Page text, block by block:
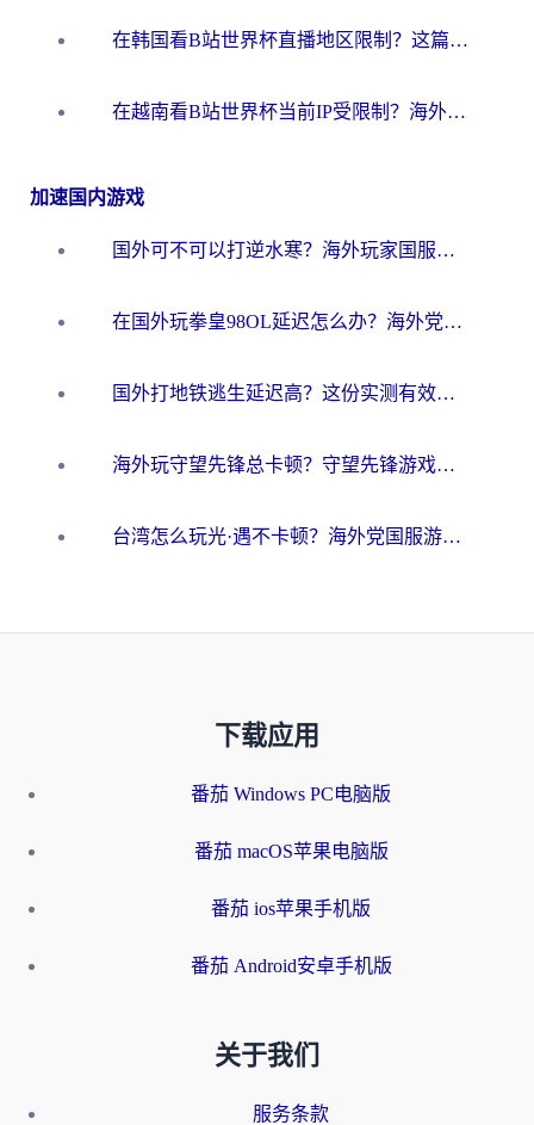
在韩国看B站世界杯直播地区限制？这篇指南让你告别“当前地区不可播放”
在越南看B站世界杯当前IP受限制？海外党体育观赛终极指南来了
加速国内游戏
国外可不可以打逆水寒？海外玩家国服畅玩终极指南（附漫威荒野乱斗加速方案）
在国外玩拳皇98OL延迟怎么办？海外党亲测有效的低延迟指南
国外打地铁逃生延迟高？这份实测有效的低延迟指南帮你吃鸡
海外玩守望先锋总卡顿？守望先锋游戏加速器在哪里买&避坑指南（附欧洲非洲游戏实测）
台湾怎么玩光·遇不卡顿？海外党国服游戏加速终极攻略（附实测体验）
下载应用
番茄 Windows PC电脑版
番茄 macOS苹果电脑版
番茄 ios苹果手机版
番茄 Android安卓手机版
关于我们
服务条款